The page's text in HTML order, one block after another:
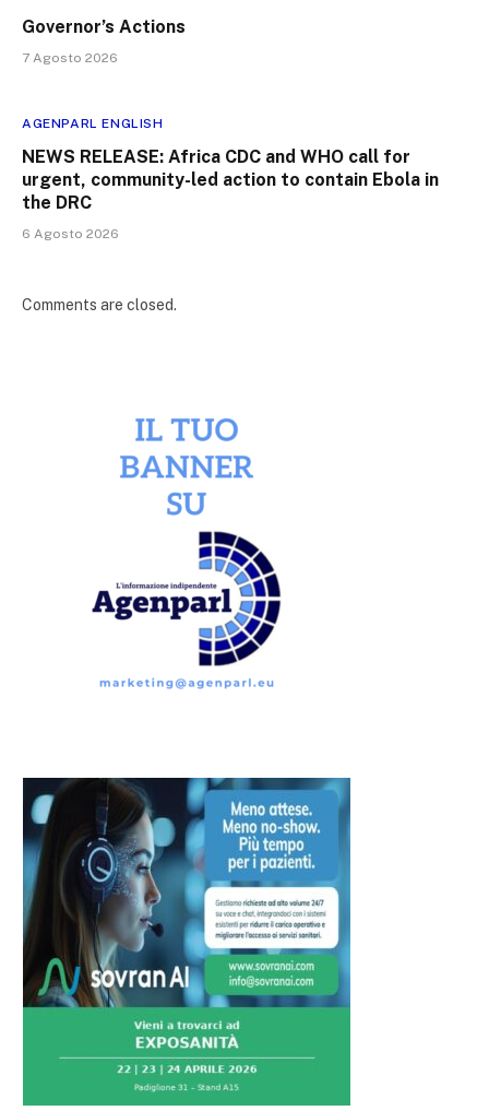
Governor’s Actions
7 Agosto 2026
AGENPARL ENGLISH
NEWS RELEASE: Africa CDC and WHO call for
urgent, community-led action to contain Ebola in
the DRC
6 Agosto 2026
Comments are closed.